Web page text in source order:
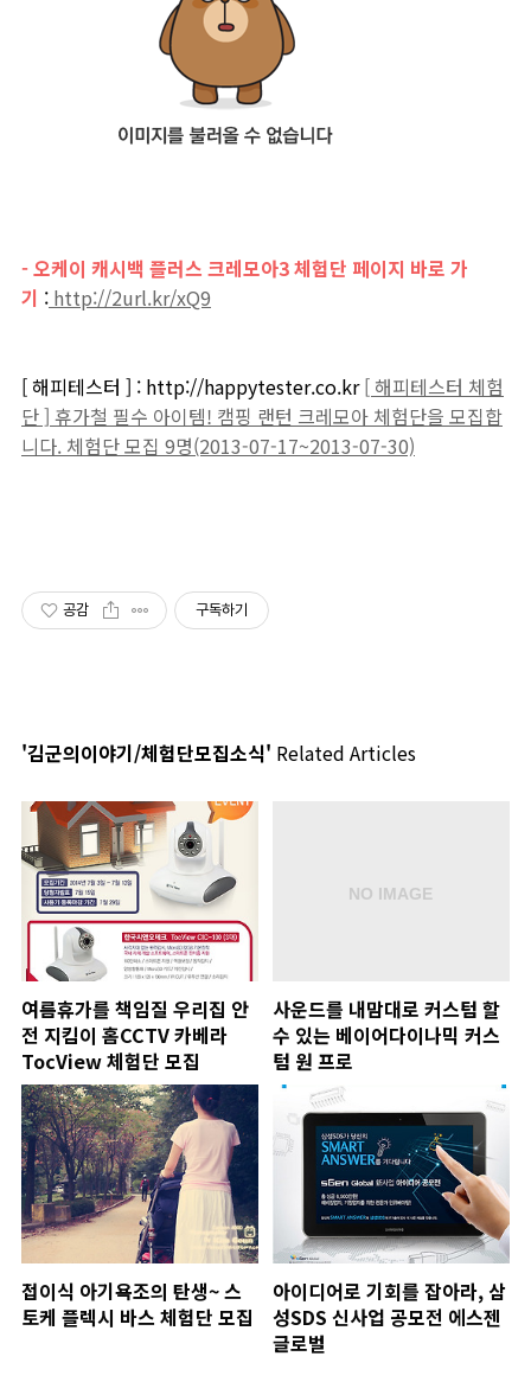
- 오케이 캐시백 플러스 크레모아3 체험단 페이지 바로 가
기 : http://2url.kr/xQ9
[ 해피테스터 ] : http://happytester.co.kr[ 해피테스터 체험
단 ] 휴가철 필수 아이템! 캠핑 랜턴 크레모아 체험단을 모집합
니다. 체험단 모집 9명(2013-07-17~2013-07-30)
공감 구독하기
'김군의이야기/체험단모집소식' Related Articles
여름휴가를 책임질 우리집 안
전 지킴이 홈CCTV 카베라
TocView 체험단 모집
사운드를 내맘대로 커스텀 할
수 있는 베이어다이나믹 커스
텀 원 프로
접이식 아기욕조의 탄생~ 스
토케 플렉시 바스 체험단 모집
아이디어로 기회를 잡아라, 삼
성SDS 신사업 공모전 에스젠
글로벌